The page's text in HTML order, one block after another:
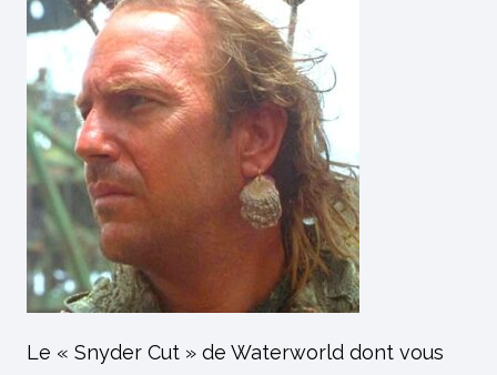
Le « Snyder Cut » de Waterworld dont vous